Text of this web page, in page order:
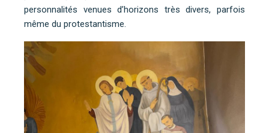
personnalités venues d’horizons très divers, parfois
même du protestantisme.